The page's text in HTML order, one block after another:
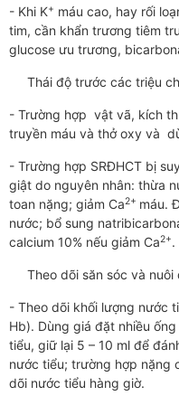
- Khi K+ máu cao, hay rối
tim, cần khẩn trương tiêm
glucose ưu trương,
Thái độ trước các triệu
- Trường hợp vật vã, kích
truyền máu và thở oxy và
- Trường hợp SRĐHCT bị
giật do nguyên nhân: thừa
toan nặng; giảm Ca2+ máu.
nước; bổ sung
calcium 10% nếu giảm Ca2+.
Theo dõi săn sóc và nuôi
- Theo dõi khối lượng nước
Hb). Dùng giá đặt nhiều
tiểu, giữ lại 5 – 10 ml để
nước tiểu; trường hợp nặng
dõi nước tiểu hàng giờ.